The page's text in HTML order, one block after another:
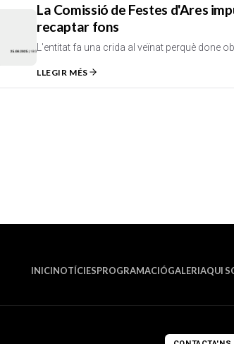
La Comissió de Festes d'Ares
recaptar fons
L'entitat fa una crida al veïnat perquè done
LLEGIR MÉS
INICINOTÍCIESPROGRAMACIÓGALERIAQUI